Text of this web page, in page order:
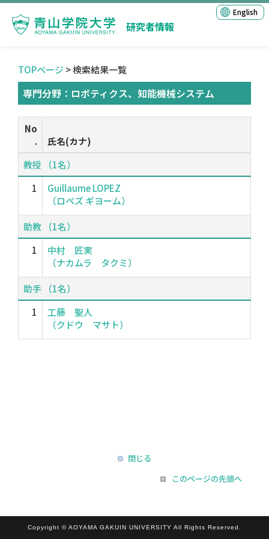
研究者情報
English
TOPページ > 検索結果一覧
専門分野：ロボティクス、知能機械システム
No
.
氏名(カナ)
教授 （1名）
1
Guillaume LOPEZ
（ロペズ ギヨーム）
助教 （1名）
1
中村 匠実
（ナカムラ タクミ）
助手 （1名）
1
工藤 聖人
（クドウ マサト）
閉じる
このページの先頭へ
Copyright © AOYAMA GAKUIN UNIVERSITY All Rights Reserved.